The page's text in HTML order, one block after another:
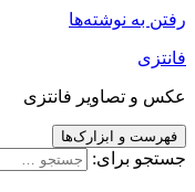
رفتن به نوشته‌ها
فانتزی
عکس و تصاویر فانتزی
فهرست و ابزارک‌ها
جستجو برای: